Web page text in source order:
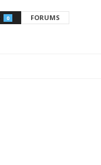
0 FORUMS